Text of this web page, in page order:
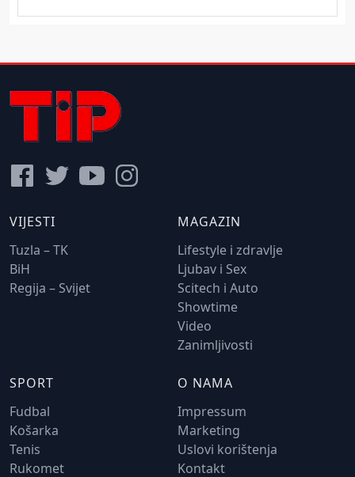
VIJESTI
Tuzla – TK
BiH
Regija – Svijet
MAGAZIN
Lifestyle i zdravlje
Ljubav i Sex
Scitech i Auto
Showtime
Video
Zanimljivosti
SPORT
Fudbal
Košarka
Tenis
Rukomet
O NAMA
Impressum
Marketing
Uslovi korištenja
Kontakt